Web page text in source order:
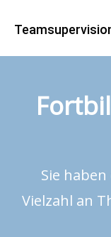
Sie
Vielzahl an